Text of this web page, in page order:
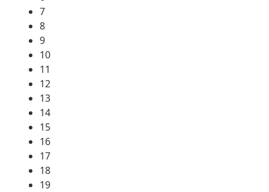
7
8
9
10
11
12
13
14
15
16
17
18
19